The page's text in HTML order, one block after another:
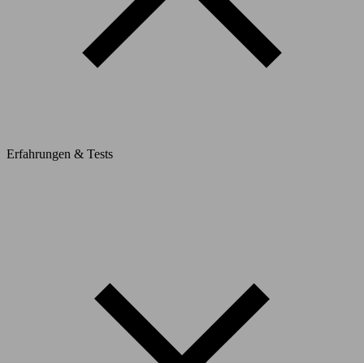
Erfahrungen & Tests